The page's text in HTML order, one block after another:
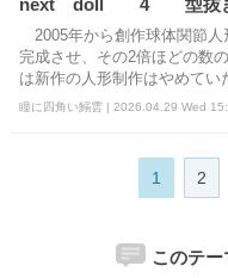
2005年から創作球体関節人
完成させ、その2倍ほどの数
は新作の人形制作はやめてい
瞳に四角い鰯雲 | 2026.04.29 Wed
1 2
このテ